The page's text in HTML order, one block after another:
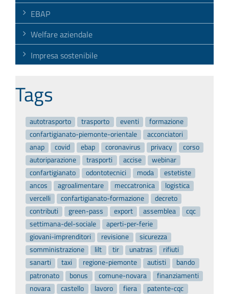
EBAP
Welfare aziendale
Impresa sostenibile
Tags
autotrasporto trasporto eventi
formazione
confartigianato-piemonte-orientale
acconciatori
anap
covid ebap coronavirus privacy
corso
autoriparazione
trasporti accise
webinar
confartigianato
odontotecnici moda
estetiste
ancos
agroalimentare meccatronica
logistica
vercelli
confartigianato-formazione
decreto
contributi
green-pass export assemblea
cqc
settimana-del-sociale
aperti-per-ferie
giovani-imprenditori
revisione
sicurezza
somministrazione
lilt tir unatras
rifiuti
sanarti
taxi regione-piemonte autisti
bando
patronato
bonus comune-novara
finanziamenti
novara
castello lavoro fiera
patente-cqc